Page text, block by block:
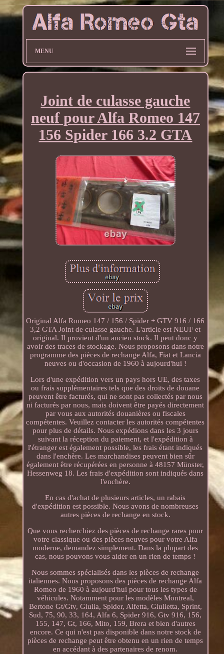
MENU
Joint de culasse gauche
neuf pour Alfa Romeo 147
156 Spider 166 3.2 GTA
Original Alfa Romeo 147 / 156 / Spider + GTV 916 / 166
3,2 GTA Joint de culasse gauche. L'article est NEUF et
original. Il provient d'un ancien stock. Il peut donc y
avoir des traces de stockage. Nous proposons dans notre
programme des pièces de rechange Alfa, Fiat et Lancia
neuves ou d'occasion de 1960 à aujourd'hui !
Lors d'une expédition vers un pays hors UE, des taxes
ou frais supplémentaires tels que des droits de douane
peuvent être facturés, qui ne sont pas collectés par nous
ni facturés par nous, mais doivent être payés directement
par vous aux autorités douanières ou fiscales
compétentes. Veuillez contacter les autorités compétentes
pour plus de détails. Nous expédions dans les 3 jours
suivant la réception du paiement, et l'expédition à
l'étranger est également possible, les frais étant indiqués
dans l'enchère. Les marchandises peuvent bien sûr
également être récupérées en personne à 48157 Münster,
Hessenweg 18. Les frais d'expédition sont indiqués dans
l'enchère.
En cas d'achat de plusieurs articles, un rabais
d'expédition est possible. Nous avons de nombreuses
autres pièces de rechange en stock.
Que vous recherchiez des pièces de rechange rares pour
votre classique ou des pièces neuves pour votre Alfa
moderne, demandez simplement. Dans la plupart des
cas, nous pouvons vous aider en un rien de temps !
Nous sommes spécialisés dans les pièces de rechange
italiennes. Nous proposons des pièces de rechange Alfa
Romeo de 1960 à aujourd'hui pour tous les types de
véhicules. Notamment pour les modèles Montreal,
Bertone Gt/Gtv, Giulia, Spider, Alfetta, Giulietta, Sprint,
Sud, 75, 90, 33, 164, Alfa 6, Spider 916, Gtv 916, 156,
155, 147, Gt, 166, Mito, 159, Brera et bien d'autres
encore. Ce qui n'est pas disponible dans notre stock de
pièces de rechange peut être obtenu en un rien de temps
en accédant à des partenaires de renom.